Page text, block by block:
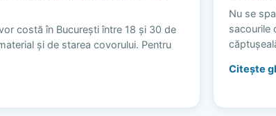
costă în București între 18 și 30 de
și de starea covorului. Pentru
Nu se
sacourile
Citește